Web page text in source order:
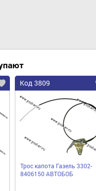
Код 3809
Трос капота Газель 3302-
8406150 АВТОБОБ